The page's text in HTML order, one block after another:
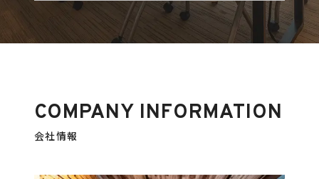
COMPANY INFORMATION
会社情報